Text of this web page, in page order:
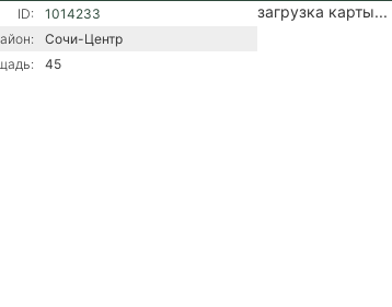
ID:
1014233
Сочи-Центр
45
загрузка карты...